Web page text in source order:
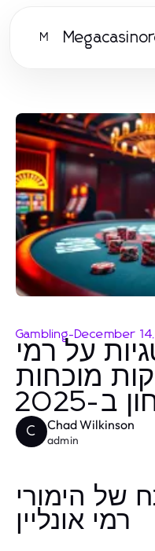
M
Gambling-December
על רמי
מוכחות
ב-2025
C Chad Wilkinson
admin
של הימורי
רמי אונליין